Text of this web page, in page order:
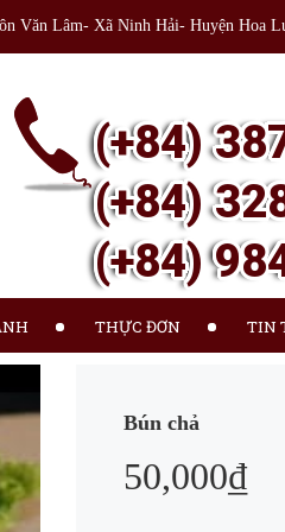
Văn Lâm- Xã Ninh Hải- Huyện Hoa
(+84)
(+84)
(+84)
THỰC ĐƠN TIN
Bún chả
50,000₫